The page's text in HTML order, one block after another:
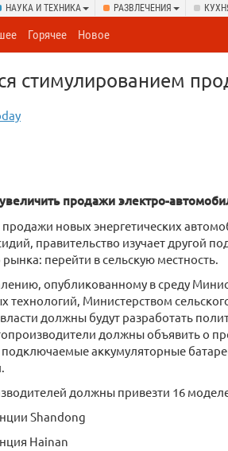
НАУКА И ТЕХНИКА РАЗВЛЕЧЕНИЯ
Горячее Новое
стимулированием
продажи электро-
продажи новых энергетических
правительство изучает другой
перейти в сельскую местность.
опубликованному в среду
Министерством
должны будут разработать
должны объявить о
аккумуляторные
должны привезти 16
Shandong
Hainan